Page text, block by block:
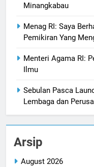
Minangkabau
Menag RI: Saya
Pemikiran Yang
Menteri Agama RI:
Ilmu
Sebulan Pasca
Lembaga dan
Arsip
August 2026